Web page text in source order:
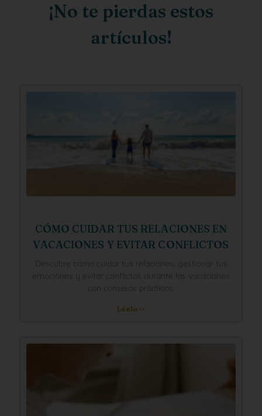
¡No te pierdas estos
artículos!
CÓMO CUIDAR TUS RELACIONES EN
VACACIONES Y EVITAR CONFLICTOS
Descubre cómo cuidar tus relaciones, gestionar tus
emociones y evitar conflictos durante las vacaciones
con consejos prácticos.
Léelo>>